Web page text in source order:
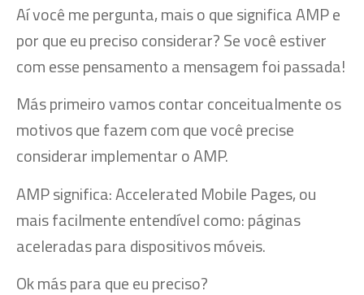
Aí você me pergunta, mais o que significa AMP e
por que eu preciso considerar? Se você estiver
com esse pensamento a mensagem foi passada!
Más primeiro vamos contar conceitualmente os
motivos que fazem com que você precise
considerar implementar o AMP.
AMP significa: Accelerated Mobile Pages, ou
mais facilmente entendível como: páginas
aceleradas para dispositivos móveis.
Ok más para que eu preciso?